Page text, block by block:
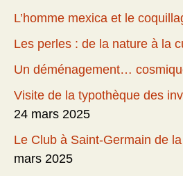
L’homme mexica et le
Les perles : de la nature à la
Un déménagement…
Visite de la typothèque des
24 mars 2025
Le Club à Saint-Germain de
mars 2025